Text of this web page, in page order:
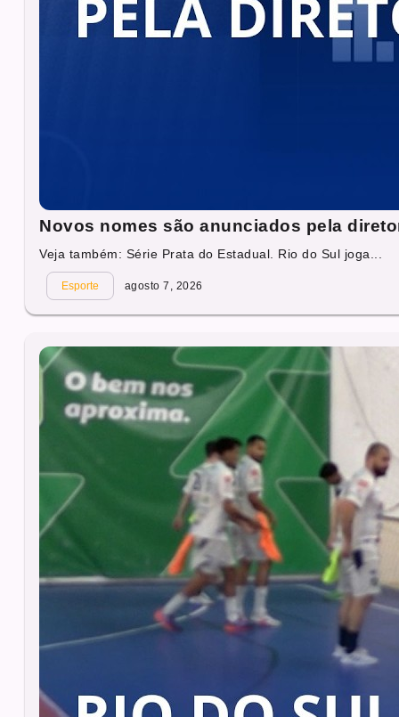
Novos nomes são anunciados pela
Veja também: Série Prata do Estadual. Rio do Sul joga...
Esporte agosto 7, 2026